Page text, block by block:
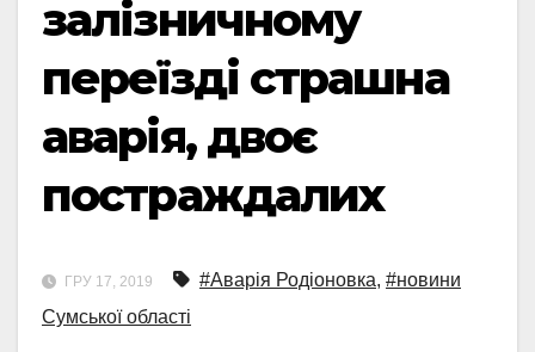
залізничному
переїзді страшна
аварія, двоє
постраждалих
ГРУ 17, 2019 #Аварія Родіоновка, #новини
Сумської області